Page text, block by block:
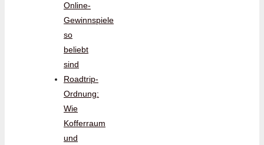
Online-
Gewinnspiele
so
beliebt
sind
Roadtrip-
Ordnung:
Wie
Kofferraum
und